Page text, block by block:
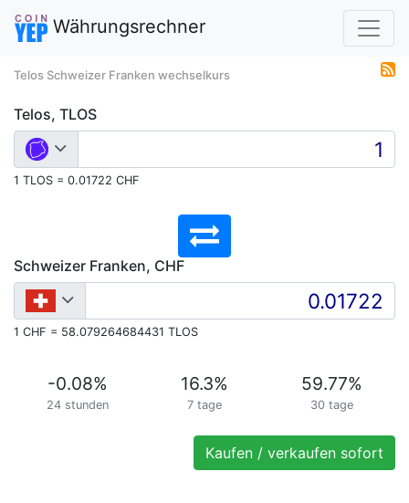
Währungsrechner
Telos Schweizer Franken wechselkurs
Telos, TLOS
1 TLOS = 0.01722 CHF
Schweizer Franken, CHF
1 CHF = 58.079264684431 TLOS
-0.08%
24 stunden
16.3%
7 tage
59.77%
30 tage
Kaufen / verkaufen sofort